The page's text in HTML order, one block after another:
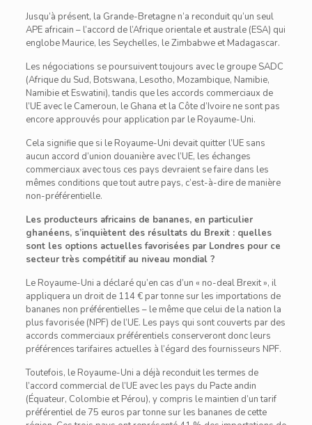
Jusqu’à présent, la Grande-Bretagne n’a reconduit qu’un seul
APE africain – l’accord de l’Afrique orientale et australe (ESA) qui
englobe Maurice, les Seychelles, le Zimbabwe et Madagascar.
Les négociations se poursuivent toujours avec le groupe SADC
(Afrique du Sud, Botswana, Lesotho, Mozambique, Namibie,
Namibie et Eswatini), tandis que les accords commerciaux de
l’UE avec le Cameroun, le Ghana et la Côte d’Ivoire ne sont pas
encore approuvés pour application par le Royaume-Uni.
Cela signifie que si le Royaume-Uni devait quitter l’UE sans
aucun accord d’union douanière avec l’UE, les échanges
commerciaux avec tous ces pays devraient se faire dans les
mêmes conditions que tout autre pays, c’est-à-dire de manière
non-préférentielle.
Les producteurs africains de bananes, en particulier
ghanéens, s’inquiètent des résultats du Brexit : quelles
sont les options actuelles favorisées par Londres pour ce
secteur très compétitif au niveau mondial ?
Le Royaume-Uni a déclaré qu’en cas d’un « no-deal Brexit », il
appliquera un droit de 114 € par tonne sur les importations de
bananes non préférentielles – le même que celui de la nation la
plus favorisée (NPF) de l’UE. Les pays qui sont couverts par des
accords commerciaux préférentiels conserveront donc leurs
préférences tarifaires actuelles à l’égard des fournisseurs NPF.
Toutefois, le Royaume-Uni a déjà reconduit les termes de
l’accord commercial de l’UE avec les pays du Pacte andin
(Équateur, Colombie et Pérou), y compris le maintien d’un tarif
préférentiel de 75 euros par tonne sur les bananes de cette